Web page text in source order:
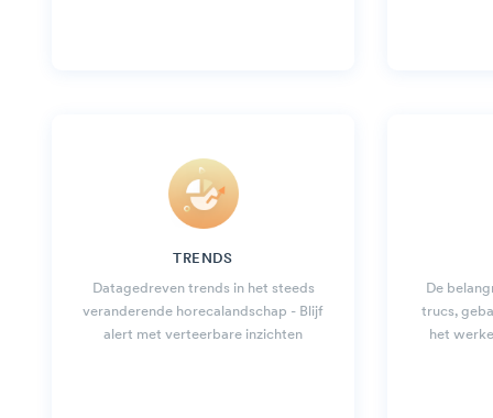
TRENDS
Datagedreven trends in het steeds
veranderende horecalandschap - Blijf
alert met verteerbare inzichten
De
trucs,
het